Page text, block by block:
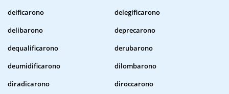
deificarono
delegificarono
delibarono
deprecarono
dequalificarono
derubarono
deumidificarono
dilombarono
diradicarono
diroccarono